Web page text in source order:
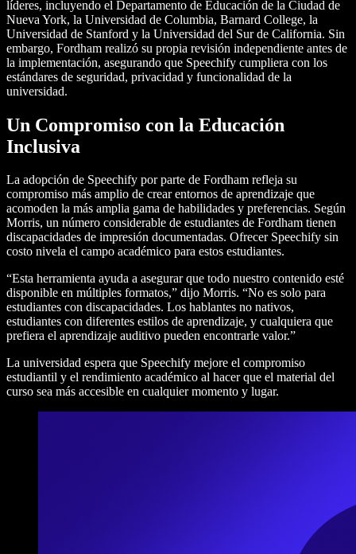
líderes, incluyendo el Departamento de Educación de la Ciudad de
Nueva York, la Universidad de Columbia, Barnard College, la
Universidad de Stanford y la Universidad del Sur de California. Sin
embargo, Fordham realizó su propia revisión independiente antes de
la implementación, asegurando que Speechify cumpliera con los
estándares de seguridad, privacidad y funcionalidad de la
universidad.
Un Compromiso con la Educación
Inclusiva
La adopción de Speechify por parte de Fordham refleja su
compromiso más amplio de crear entornos de aprendizaje que
acomoden la más amplia gama de habilidades y preferencias. Según
Morris, un número considerable de estudiantes de Fordham tienen
discapacidades de impresión documentadas. Ofrecer Speechify sin
costo nivela el campo académico para estos estudiantes.
“Esta herramienta ayuda a asegurar que todo nuestro contenido esté
disponible en múltiples formatos,” dijo Morris. “No es solo para
estudiantes con discapacidades. Los hablantes no nativos,
estudiantes con diferentes estilos de aprendizaje, y cualquiera que
prefiera el aprendizaje auditivo pueden encontrarle valor.”
La universidad espera que Speechify mejore el compromiso
estudiantil y el rendimiento académico al hacer que el material del
curso sea más accesible en cualquier momento y lugar.